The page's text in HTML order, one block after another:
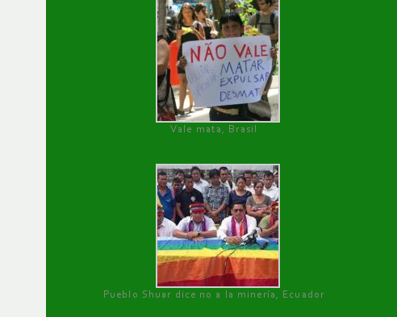
Vale mata, Brasil
Pueblo Shuar dice no a la minería, Ecuador